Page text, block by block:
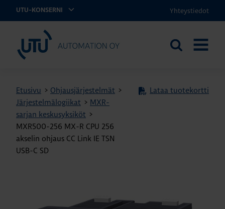
UTU-KONSERNI Yhteystiedot
UTU Automation
Etsi
Etusivu > Ohjausjärjestelmät >
Järjestelmälogiikat > MXR-
sarjan keskusyksiköt >
MXR500-256 MX-R CPU 256
akselin ohjaus CC Link IE TSN
USB-C SD
Lataa tuotekortti